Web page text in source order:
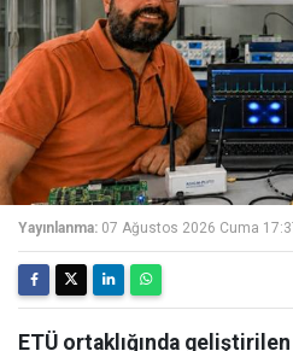
Yayınlanma: 07 Ağustos 2026 Cuma
ETÜ ortaklığında